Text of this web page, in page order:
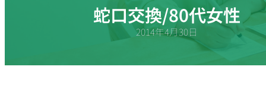
蛇口交換/80代女性
2014年4月30日